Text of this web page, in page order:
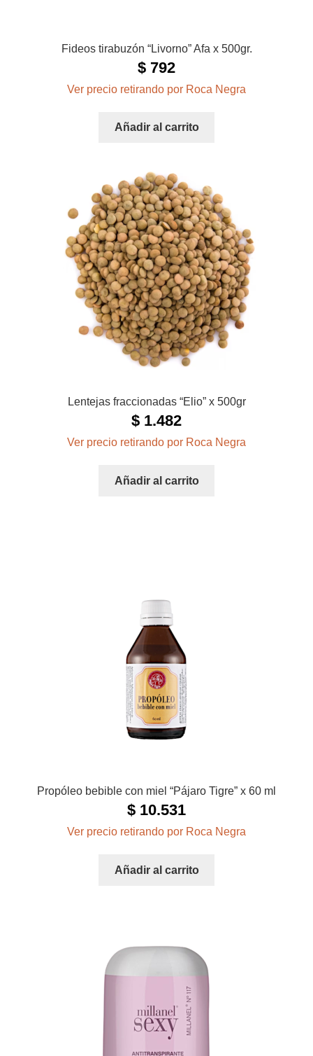
Fideos tirabuzón “Livorno” Afa x 500gr.
$ 792
Ver precio retirando por Roca Negra
Añadir al carrito
Lentejas fraccionadas “Elio” x 500gr
$ 1.482
Ver precio retirando por Roca Negra
Añadir al carrito
Propóleo bebible con miel “Pájaro Tigre” x 60 ml
$ 10.531
Ver precio retirando por Roca Negra
Añadir al carrito